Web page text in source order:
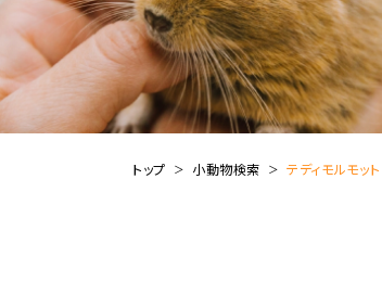
トップ 小動物検索 テディモルモッ